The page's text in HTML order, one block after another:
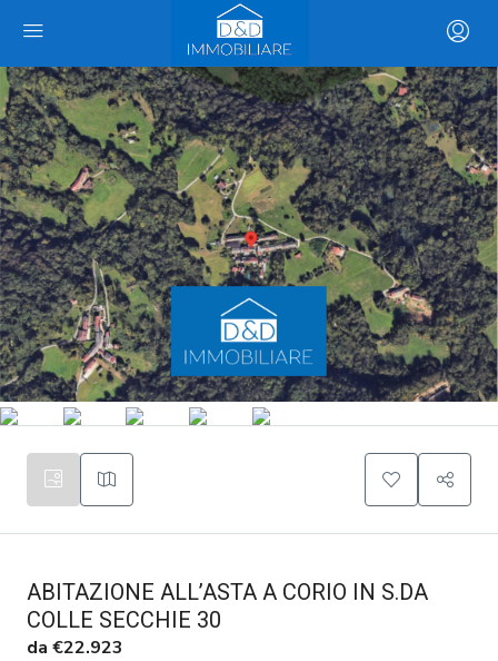
ABITAZIONE ALL’ASTA A CORIO IN S.DA
COLLE SECCHIE 30
da €22.923